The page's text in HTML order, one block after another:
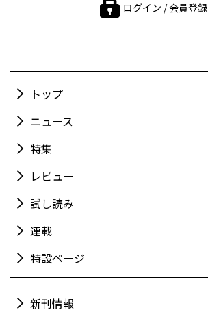
ログイン / 会員登録
トップ
ニュース
特集
レビュー
試し読み
連載
特設ページ
新刊情報